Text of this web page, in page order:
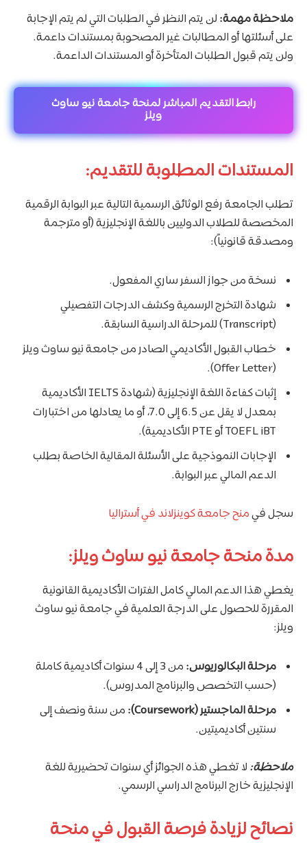
ملاحظة مهمة: لن يتم النظر في الطلبات التي لم يتم الإجابة
على أسئلتها أو المطالبات غير المصحوبة بمستندات داعمة.
ولن يتم قبول الطلبات المتأخرة أو المستندات الداعمة.
رابط التقديم المباشر لمنحة جامعة نيو ساوث
ويلز
المستندات المطلوبة للتقديم:
تطلب الجامعة رفع الوثائق الرسمية التالية عبر البوابة الرقمية
المخصصة للطلاب الدوليين باللغة الإنجليزية (أو مترجمة
ومصدقة قانونياً):
نسخة من جواز السفر ساري المفعول.
شهادة التخرج الرسمية وكشف الدرجات التفصيلي
(Transcript) للمرحلة الدراسية السابقة.
خطاب القبول الأكاديمي الصادر من جامعة نيو ساوث ويلز
(Offer Letter).
إثبات كفاءة اللغة الإنجليزية (شهادة IELTS الأكاديمية
بمعدل لا يقل عن 6.5 إلى 7.0، أو ما يعادلها من اختبارات
TOEFL iBT أو PTE الأكاديمية).
الإجابات النموذجية على الأسئلة المقالية الخاصة بطلب
الدعم المالي عبر البوابة.
سجل فيمنح جامعة كوينزلاند في أستراليا
مدة منحة جامعة نيو ساوث ويلز:
يغطي هذا الدعم المالي كامل الفترات الأكاديمية القانونية
المقررة للحصول على الدرجة العلمية في جامعة نيو ساوث
ويلز:
مرحلة البكالوريوس:
من 3 إلى 4 سنوات أكاديمية كاملة
(حسب التخصص والبرنامج المدروس).
مرحلة الماجستير (Coursework):
من سنة ونصف إلى
سنتين أكاديميتين.
ملاحظة: لا تغطي هذه الجوائز أي سنوات تحضيرية للغة
الإنجليزية خارج البرنامج الدراسي الرسمي.
نصائح لزيادة فرصة القبول في منحة